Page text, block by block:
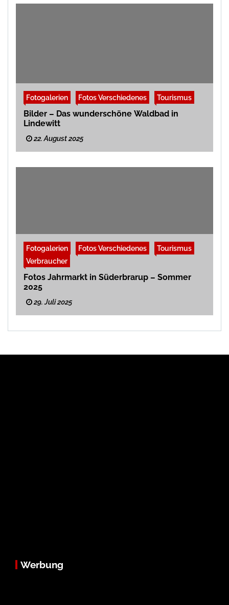
Fotogalerien Fotos Verschiedenes Tourismus
Bilder – Das wunderschöne Waldbad in
Lindewitt
22. August 2025
Fotogalerien Fotos Verschiedenes
Tourismus
Verbraucher
Fotos Jahrmarkt in Süderbrarup – Sommer
2025
29. Juli 2025
Werbung